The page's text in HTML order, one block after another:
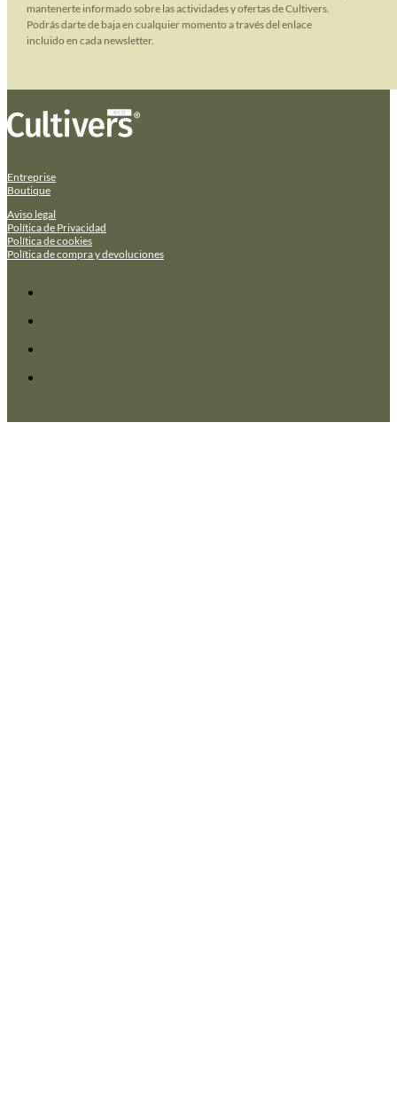
mantenerte informado sobre las actividades y ofertas de Cultivers.
Podrás darte de baja en cualquier momento a través del enlace
incluido en cada newsletter.
Entreprise
Boutique
Aviso legal
Política de Privacidad
Política de cookies
Política de compra y devoluciones